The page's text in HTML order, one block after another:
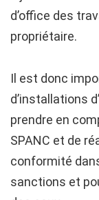
d’office des
propriétaire.
Il est donc
d’installations
prendre en
SPANC et de
conformité
sanctions et